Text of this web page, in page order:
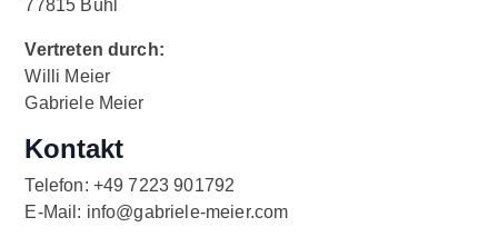
77815 Bühl
Vertreten durch:
Willi Meier
Gabriele Meier
Kontakt
Telefon: +49 7223 901792
E-Mail: info@gabriele-meier.com